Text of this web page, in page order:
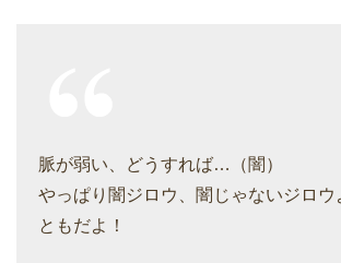
脈が弱い、どうすれば…（闇）
やっぱり闇ジロウ、闇じゃないジロウ
ともだよ！